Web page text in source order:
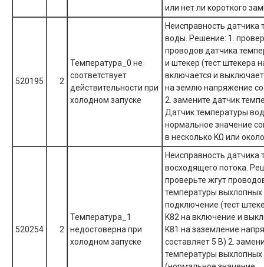
или нет ли короткого
520195 2
Температура_0 не
соответствует
действительности при
холодном запуске
Неисправность датчика
воды. Решение: 1.
проводов датчика
и штекер (тест штекера
включается и
на землю напряжение
2. замените датчик
Датчик температуры
нормальное значение
в несколько KΩ или
520254 2
Температура_1
недостоверна при
холодном запуске
Неисправность датчика
восходящего потока.
проверьте жгут
температуры выхлопных
подключение (тест
K82 на включение и
K81 на заземление
составляет 5 В) 2.
температуры выхлопных